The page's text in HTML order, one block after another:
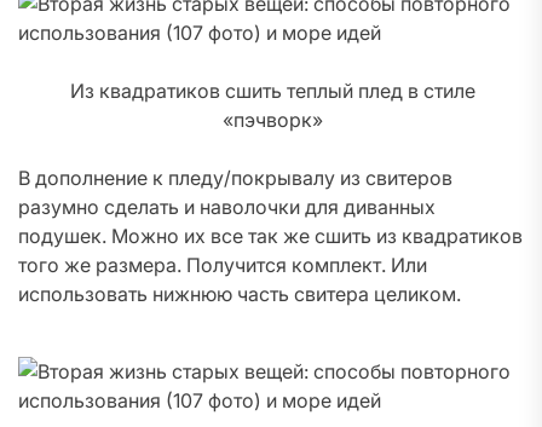
Из квадратиков сшить теплый плед в стиле
«пэчворк»
В дополнение к пледу/покрывалу из свитеров
разумно сделать и наволочки для диванных
подушек. Можно их все так же сшить из квадратиков
того же размера. Получится комплект. Или
использовать нижнюю часть свитера целиком.